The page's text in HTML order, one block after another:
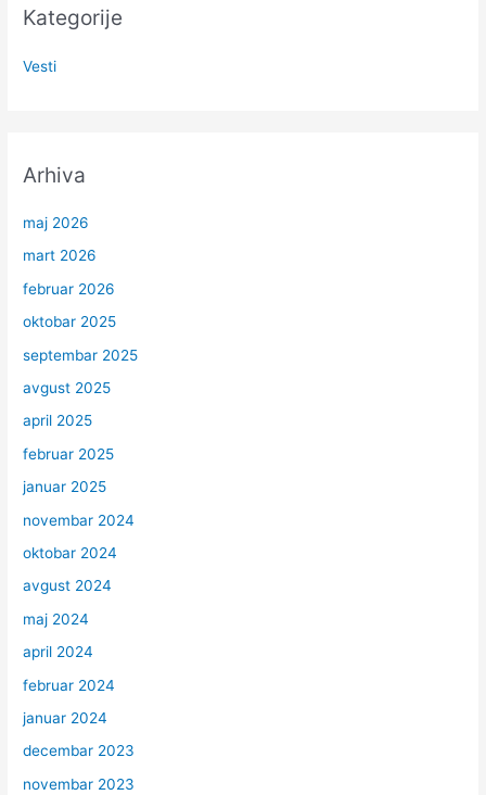
Kategorije
Vesti
Arhiva
maj 2026
mart 2026
februar 2026
oktobar 2025
septembar 2025
avgust 2025
april 2025
februar 2025
januar 2025
novembar 2024
oktobar 2024
avgust 2024
maj 2024
april 2024
februar 2024
januar 2024
decembar 2023
novembar 2023